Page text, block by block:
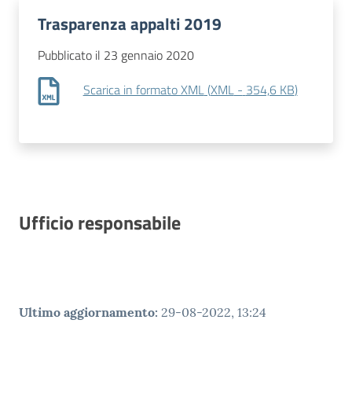
Trasparenza appalti 2019
Pubblicato il 23 gennaio 2020
Scarica in formato XML(XML- 354,6 KB)
Ufficio responsabile
Ultimo aggiornamento: 29-08-2022, 13:24